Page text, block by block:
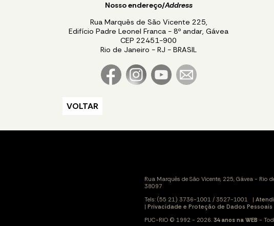
Nosso endereço/Address
Rua Marquês de São Vicente 225,
Edifício Padre Leonel Franca - 8º andar, Gávea
CEP 22451-900
Rio de Janeiro - RJ - BRASIL
VOLTAR